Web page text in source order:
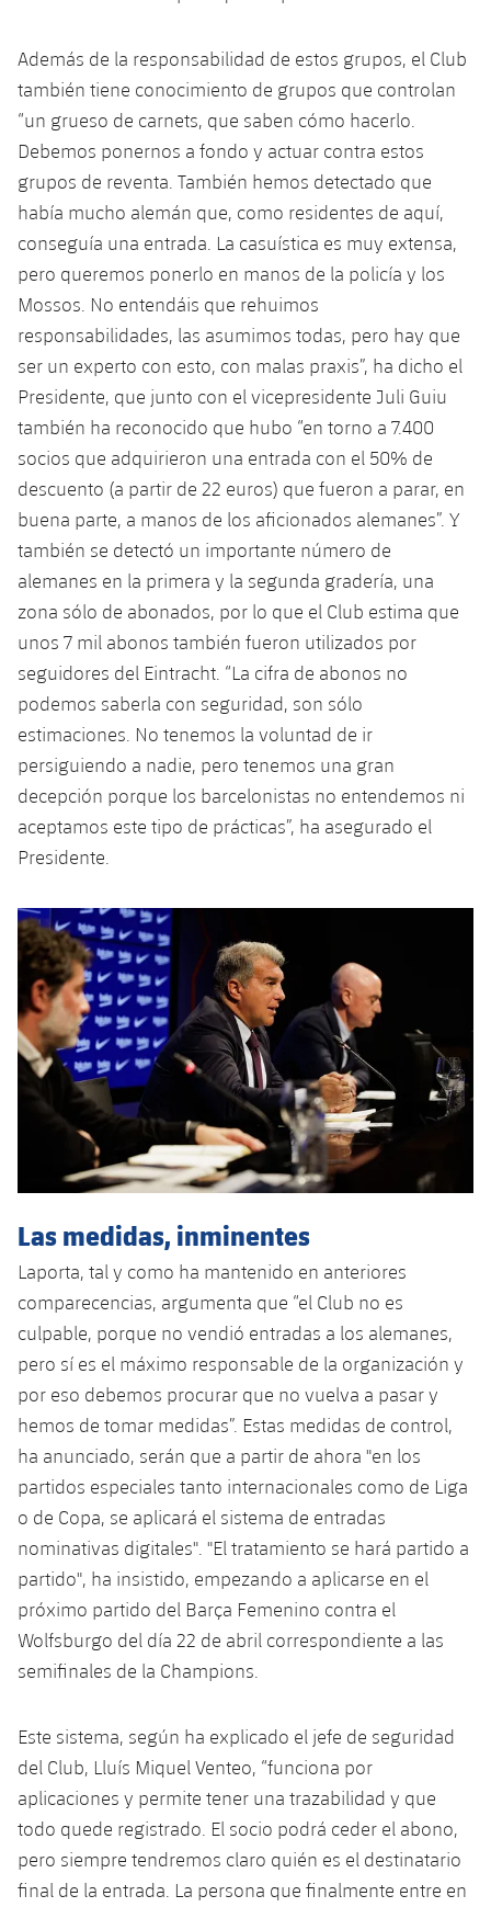
Además de la responsabilidad de estos grupos, el Club
también tiene conocimiento de grupos que controlan
“un grueso de carnets, que saben cómo hacerlo.
Debemos ponernos a fondo y actuar contra estos
grupos de reventa. También hemos detectado que
había mucho alemán que, como residentes de aquí,
conseguía una entrada. La casuística es muy extensa,
pero queremos ponerlo en manos de la policía y los
Mossos. No entendáis que rehuimos
responsabilidades, las asumimos todas, pero hay que
ser un experto con esto, con malas praxis”, ha dicho el
Presidente, que junto con el vicepresidente Juli Guiu
también ha reconocido que hubo “en torno a 7.400
socios que adquirieron una entrada con el 50% de
descuento (a partir de 22 euros) que fueron a parar, en
buena parte, a manos de los aficionados alemanes”. Y
también se detectó un importante número de
alemanes en la primera y la segunda gradería, una
zona sólo de abonados, por lo que el Club estima que
unos 7 mil abonos también fueron utilizados por
seguidores del Eintracht. “La cifra de abonos no
podemos saberla con seguridad, son sólo
estimaciones. No tenemos la voluntad de ir
persiguiendo a nadie, pero tenemos una gran
decepción porque los barcelonistas no entendemos ni
aceptamos este tipo de prácticas”, ha asegurado el
Presidente.
Las medidas, inminentes
Laporta, tal y como ha mantenido en anteriores
comparecencias, argumenta que “el Club no es
culpable, porque no vendió entradas a los alemanes,
pero sí es el máximo responsable de la organización y
por eso debemos procurar que no vuelva a pasar y
hemos de tomar medidas”. Estas medidas de control,
ha anunciado, serán que a partir de ahora "en los
partidos especiales tanto internacionales como de Liga
o de Copa, se aplicará el sistema de entradas
nominativas digitales". "El tratamiento se hará partido a
partido", ha insistido, empezando a aplicarse en el
próximo partido del Barça Femenino contra el
Wolfsburgo del día 22 de abril correspondiente a las
semifinales de la Champions.
Este sistema, según ha explicado el jefe de seguridad
del Club, Lluís Miquel Venteo, “funciona por
aplicaciones y permite tener una trazabilidad y que
todo quede registrado. El socio podrá ceder el abono,
pero siempre tendremos claro quién es el destinatario
final de la entrada. La persona que finalmente entre en